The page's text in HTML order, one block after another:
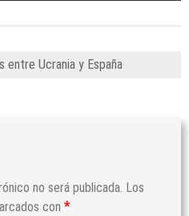
entre Ucrania y España
no será publicada. Los
con *